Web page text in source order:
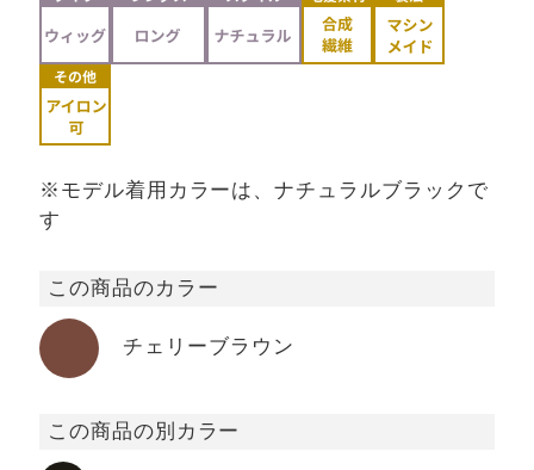
※モデル着用カラーは、ナチュラルブラックで
す
この商品のカラー
チェリーブラウン
この商品の別カラー